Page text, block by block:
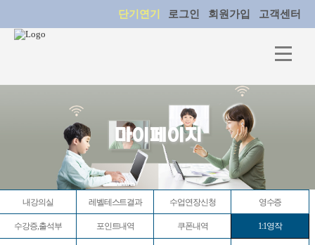
단기연기 로그인 회원가입 고객센터
마이페이지
내강의실 레벨테스트결과 수업연장신청 영수증
수강증,출석부 포인트내역 쿠폰내역 1:1영작